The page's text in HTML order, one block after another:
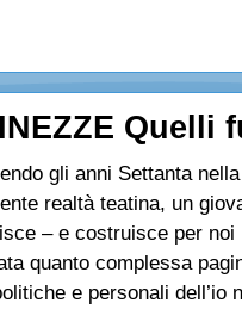
Quelli
gli anni Settanta
realtà teatina, un
– e costruisce per noi
quanto complessa
e personali dell’io